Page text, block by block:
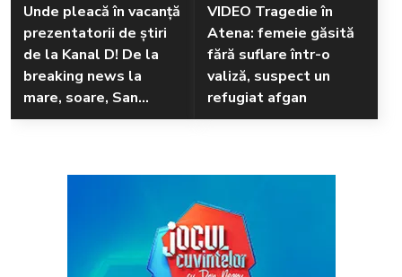
Unde pleacă în vacanță
prezentatorii de știri
de la Kanal D! De la
breaking news la
mare, soare, San
Marino și poteci
VIDEO Tragedie în
Atena: femeie găsită
fără suflare într-o
valiză, suspect un
refugiat afgan